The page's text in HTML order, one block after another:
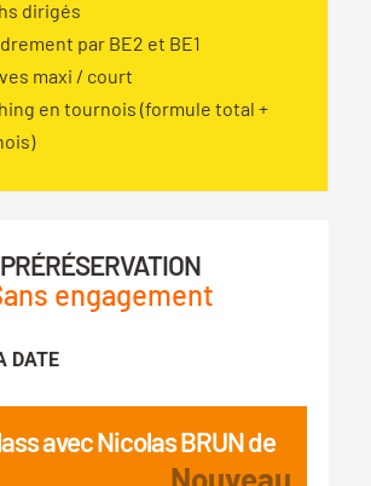
dirigés
par BE2 et BE1
maxi / court
en tournois (formule total +
PRÉRÉSERVATION
engagement
DATE
avec Nicolas BRUN de